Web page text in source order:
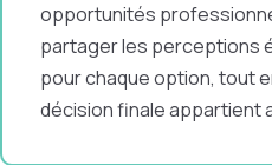
opportunités
partager les perceptions
pour chaque option, tout
décision finale appartient